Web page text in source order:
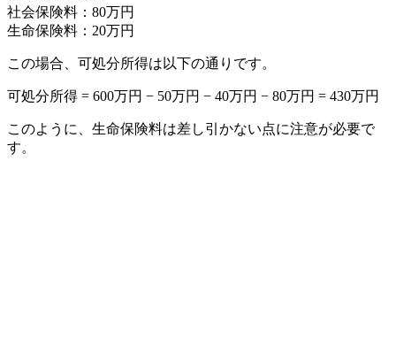
社会保険料：80万円
生命保険料：20万円
この場合、可処分所得は以下の通りです。
可処分所得 = 600万円 − 50万円 − 40万円 − 80万円 = 430万円
このように、生命保険料は差し引かない点に注意が必要で
す。